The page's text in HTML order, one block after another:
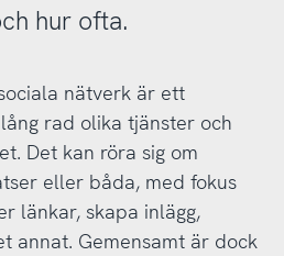
hur ofta.
nätverk är ett
rad olika tjänster och
Det kan röra sig om
eller båda, med fokus
länkar, skapa inlägg,
annat. Gemensamt är dock